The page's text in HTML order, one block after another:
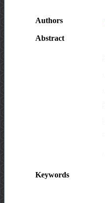
Authors
Abstract
Keywords